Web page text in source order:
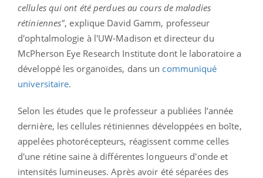
cellules qui ont été perdues au cours de maladies
rétiniennes", explique David Gamm, professeur
d'ophtalmologie à l'UW-Madison et directeur du
McPherson Eye Research Institute dont le laboratoire a
développé les organoïdes, dans un communiqué
universitaire.
Selon les études que le professeur a publiées l’année
dernière, les cellules rétiniennes développées en boîte,
appelées photorécepteurs, réagissent comme celles
d'une rétine saine à différentes longueurs d'onde et
intensités lumineuses. Après avoir été séparées des